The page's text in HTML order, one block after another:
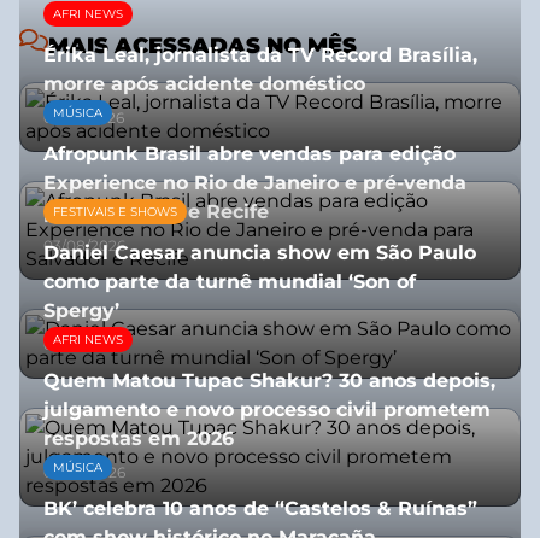
MAIS ACESSADAS NO MÊS
AFRI NEWS
Érika Leal, jornalista da TV Record Brasília,
morre após acidente doméstico
08/07/2026
MÚSICA
Afropunk Brasil abre vendas para edição
Experience no Rio de Janeiro e pré-venda
para Salvador e Recife
03/08/2026
FESTIVAIS E SHOWS
Daniel Caesar anuncia show em São Paulo
como parte da turnê mundial ‘Son of
Spergy’
05/08/2026
AFRI NEWS
Quem Matou Tupac Shakur? 30 anos depois,
julgamento e novo processo civil prometem
respostas em 2026
05/08/2026
MÚSICA
BK’ celebra 10 anos de “Castelos & Ruínas”